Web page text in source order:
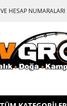
HESAP NUMARALARI